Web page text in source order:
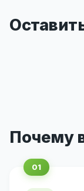
Почему